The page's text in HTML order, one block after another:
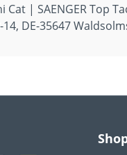
Cat | SAENGER Top
14, DE-35647